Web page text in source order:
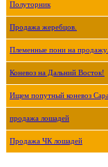
Полуторник
Продажа жеребцов.
Племенные пони на продажу.
Коневоз на Дальний Восток!
Ищем попутный коневоз
продажа лошадей
Продажа ЧК лошадей